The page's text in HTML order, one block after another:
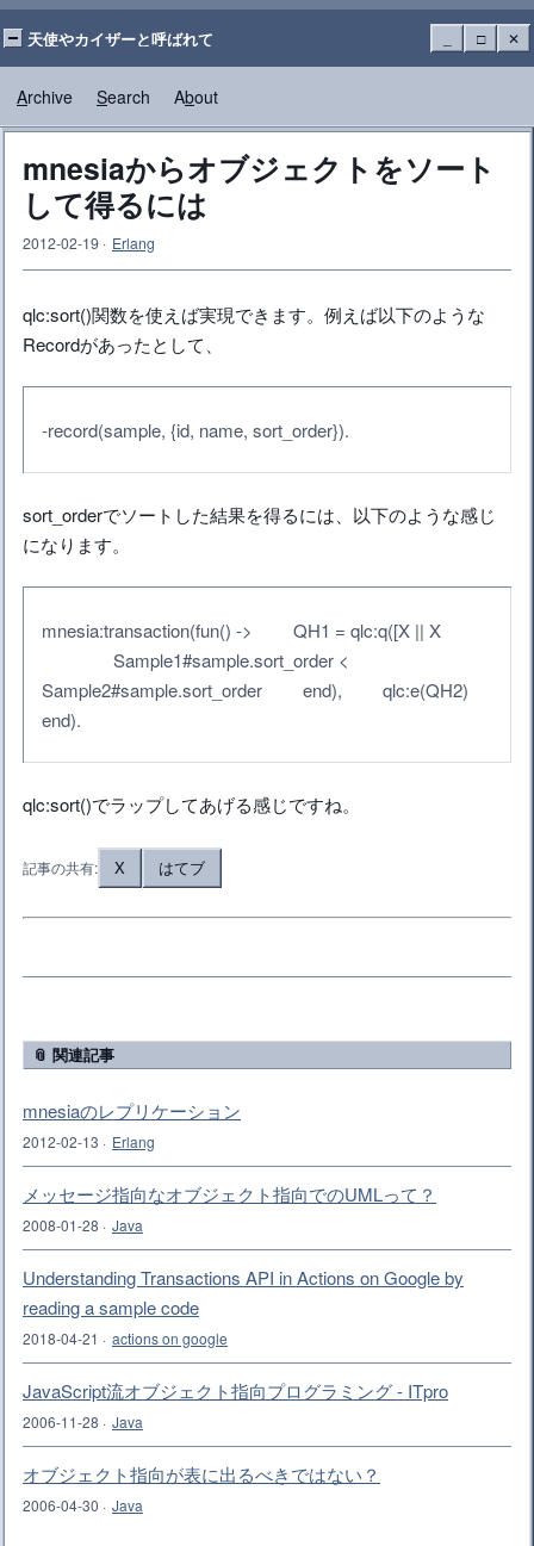
天使やカイザーと呼ばれて □ ✕
Archive Search About
mnesiaからオブジェクトをソート
して得るには
2012-02-19 · Erlang
qlc:sort()関数を使えば実現できます。例えば以下のような
Recordがあったとして、
-record(sample, {id, name, sort_order}).
sort_orderでソートした結果を得るには、以下のような感じ
になります。
mnesia:transaction(fun() -> QH1 = qlc:q([X || X
Sample1#sample.sort_order <
Sample2#sample.sort_order end), qlc:e(QH2)
end).
qlc:sort()でラップしてあげる感じですね。
記事の共有: X はてブ
📎 関連記事
mnesiaのレプリケーション
2012-02-13 · Erlang
メッセージ指向なオブジェクト指向でのUMLって？
2008-01-28 · Java
Understanding Transactions API in Actions on Google by
reading a sample code
2018-04-21 · actions on google
JavaScript流オブジェクト指向プログラミング - ITpro
2006-11-28 · Java
オブジェクト指向が表に出るべきではない？
2006-04-30 · Java